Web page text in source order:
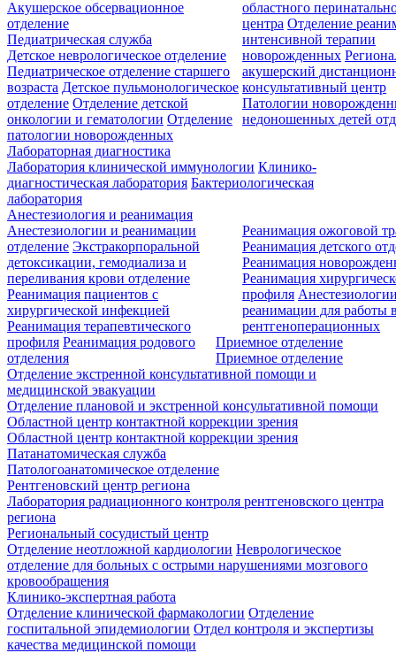
Акушерское обсервационное
отделение
областного
центра Отделение
интенсивной терапии
новорожденных
акушерский
консультативный центр
Патологии
недоношенных детей
Педиатрическая служба
Детское неврологическое отделение
Педиатрическое отделение старшего
возраста Детское пульмонологическое
отделение Отделение детской
онкологии и гематологии Отделение
патологии новорожденных
Лабораторная диагностика
Лаборатория клинической иммунологии Клинико-
диагностическая лаборатория Бактериологическая
лаборатория
Анестезиология и реанимация
Анестезиологии и реанимации
отделение Экстракорпоральной
детоксикации, гемодиализа и
переливания крови отделение
Реанимация пациентов с
хирургической инфекцией
Реанимация терапевтического
профиля Реанимация родового
отделения
Реанимация ожоговой
Реанимация детского
Реанимация
Реанимация
профиля
реанимации для работы
рентгеноперационных
Приемное отделение
Приемное отделение
Отделение экстренной консультативной помощи и
медицинской эвакуации
Отделение плановой и экстренной консультативной помощи
Областной центр контактной коррекции зрения
Областной центр контактной коррекции зрения
Патанатомическая служба
Патологоанатомическое отделение
Рентгеновский центр региона
Лаборатория радиационного контроля рентгеновского центра
региона
Региональный сосудистый центр
Отделение неотложной кардиологии Неврологическое
отделение для больных с острыми нарушениями мозгового
кровообращения
Клинико-экспертная работа
Отделение клинической фармакологии Отделение
госпитальной эпидемиологии Отдел контроля и экспертизы
качества медицинской помощи